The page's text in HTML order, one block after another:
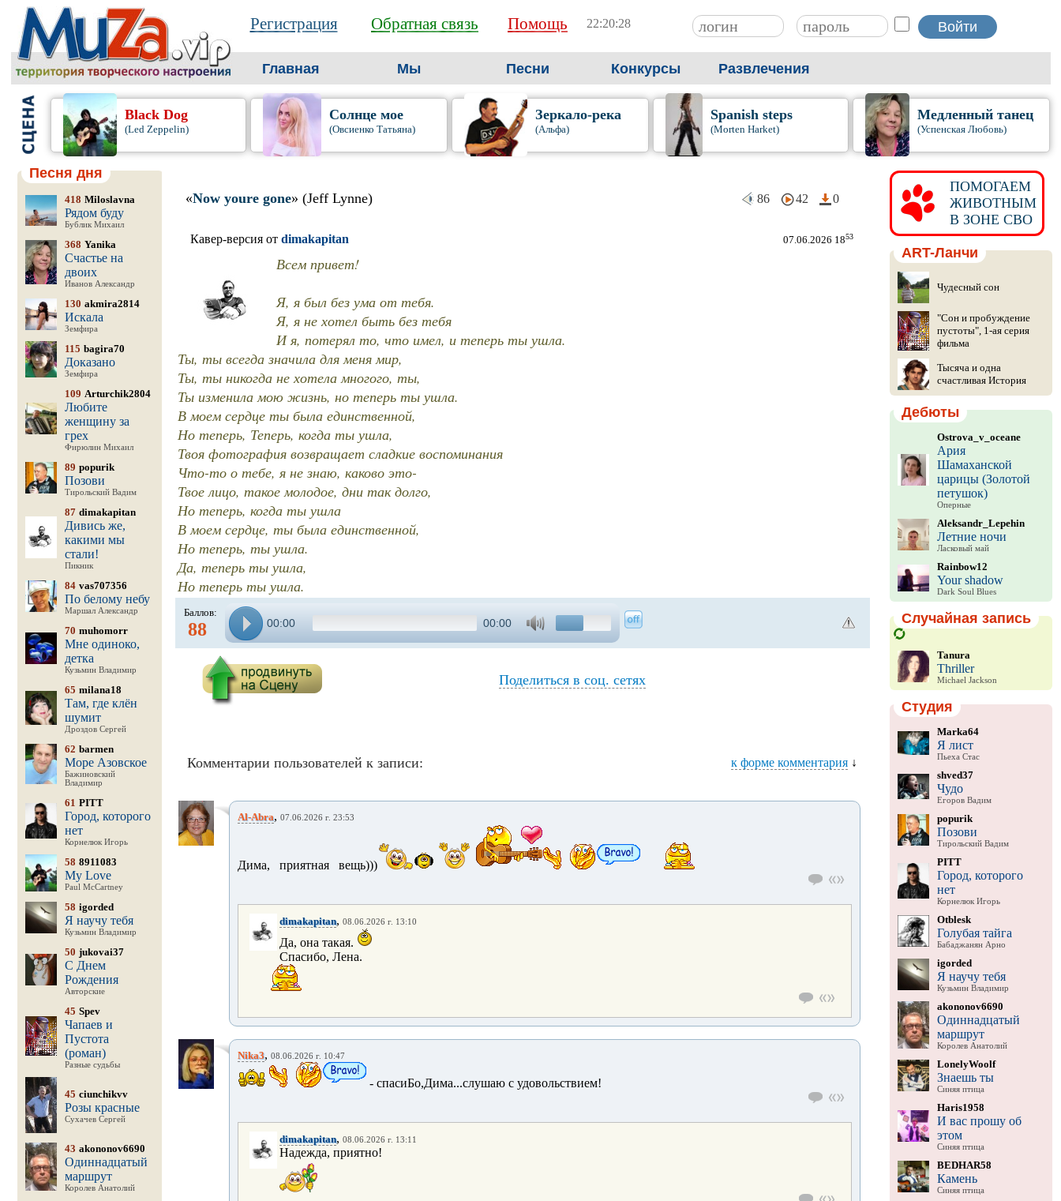
Регистрация Обратная связь Помощь 22:20:29
Главная Мы Песни Конкурсы Развлечения
Black Dog
(Led Zeppelin)
Солнце мое
(Овсиенко Татьяна)
Зеркало-река
(Альфа)
Spanish steps
(Morten Harket)
Медленный танец
(Успенская Любовь)
Песня дня
418 Miloslavna
Рядом буду
Бублик Михаил
368 Yanika
Счастье на
двоих
Иванов Александр
130 akmira2814
Искала
Земфира
115 bagira70
Доказано
Земфира
109 Arturchik2804
Любите
женщину за
грех
Фирюлин Михаил
89 popurik
Позови
Тирольский Вадим
87 dimakapitan
Дивись же,
какими мы
стали!
Пикник
84 vas707356
По белому небу
Маршал Александр
70 muhomorr
Мне одиноко,
детка
Кузьмин Владимир
65 milana18
Там, где клён
шумит
Дроздов Сергей
62 barmen
Море Азовское
Бажиновский
Владимир
61 PITT
Город, которого
нет
Корнелюк Игорь
58 8911083
My Love
Paul McCartney
58 igorded
Я научу тебя
Кузьмин Владимир
50 jukovai37
С Днем
Рождения
Авторские
45 Spev
Чапаев и
Пустота
(роман)
Разные судьбы
45 ciunchikvv
Розы красные
Сухачев Сергей
43 akononov6690
Одиннадцатый
маршрут
Королев Анатолий
«Now youre gone» (Jeff Lynne) 86 42 0
Кавер-версия от dimakapitan 07.06.2026 1853
Всем привет!
Я, я был без ума от тебя.
Я, я не хотел быть без тебя
И я, потерял то, что имел, и теперь ты ушла.
Ты, ты всегда значила для меня мир,
Ты, ты никогда не хотела многого, ты,
Ты изменила мою жизнь, но теперь ты ушла.
В моем сердце ты была единственной,
Но теперь, Теперь, когда ты ушла,
Твоя фотография возвращает сладкие воспоминания
Что-то о тебе, я не знаю, каково это-
Твое лицо, такое молодое, дни так долго,
Но теперь, когда ты ушла
В моем сердце, ты была единственной,
Но теперь, ты ушла.
Да, теперь ты ушла,
Но теперь ты ушла.
Баллов:
88 00:00 00:00
Поделиться в соц. сетях
Комментарии пользователей к записи: к форме комментария ↓
Al-Abra, 07.06.2026 г. 23:53
Дима, приятная вещь)))
dimakapitan, 08.06.2026 г. 13:10
Да, она такая.
Спасибо, Лена.
Nika3, 08.06.2026 г. 10:47
- спасиБо,Дима...слушаю с удовольствием!
dimakapitan, 08.06.2026 г. 13:11
Надежда, приятно!
ПОМОГАЕМ
ЖИВОТНЫМ
В ЗОНЕ СВО
ART-Ланчи
Чудесный сон
"Сон и пробуждение
пустоты", 1-ая серия
фильма
Тысяча и одна
счастливая История
Дебюты
Ostrova_v_oceane
Ария
Шамаханской
царицы (Золотой
петушок)
Оперные
Aleksandr_Lepehin
Летние ночи
Ласковый май
Rainbow12
Your shadow
Dark Soul Blues
Случайная запись
Tanura
Thriller
Michael Jackson
Студия
Marka64
Я лист
Пьеха Стас
shved37
Чудо
Егоров Вадим
popurik
Позови
Тирольский Вадим
PITT
Город, которого
нет
Корнелюк Игорь
Otblesk
Голубая тайга
Бабаджанян Арно
igorded
Я научу тебя
Кузьмин Владимир
akononov6690
Одиннадцатый
маршрут
Королев Анатолий
LonelyWoolf
Знаешь ты
Синяя птица
Haris1958
И вас прошу об
этом
Синяя птица
BEDHAR58
Камень
Синяя птица